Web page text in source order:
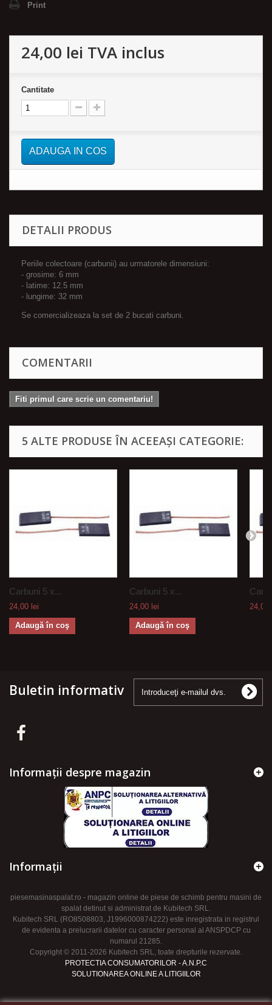
Print
24,00 lei TVA inclus
Cantitate
ADAUGA IN COS
DETALII PRODUS
Periile colectoare (carbunii) au urmatorele dimensiuni:
- grosime: 6 mm
- latime: 12.5 mm
- lungime: 32 mm
Se comercializeaza la set de 2 bucati carbuni.
COMENTARII
Fiti primul care scrie un comentariu!
5 ALTE PRODUSE ÎN ACEEAȘI CATEGORIE:
Carbuni 5 x...
24,00 lei
Adaugă în coş
Carbuni 5 x...
24,00 lei
Adaugă în coş
24,00
Buletin informativ
Informații despre magazin
Informaţii
piesemasinaspalat.ro - magazin online de piese de schimb pentru masini de
spalat detinut si administrat de Kubitech SRL.
Kubitech SRL (RO8508803, J1996000874222) este inregistrata in registrul
de evidenta a prelucrarii datelor cu caracter personal al ANSPDCP cu
numarul 21285.
Copyright © 2011-2026 Kubitech SRL, toate drepturile rezervate.
PROTECTIA CONSUMATORILOR - A.N.P.C
SOLUTIONAREA ONLINE A LITIGIILOR